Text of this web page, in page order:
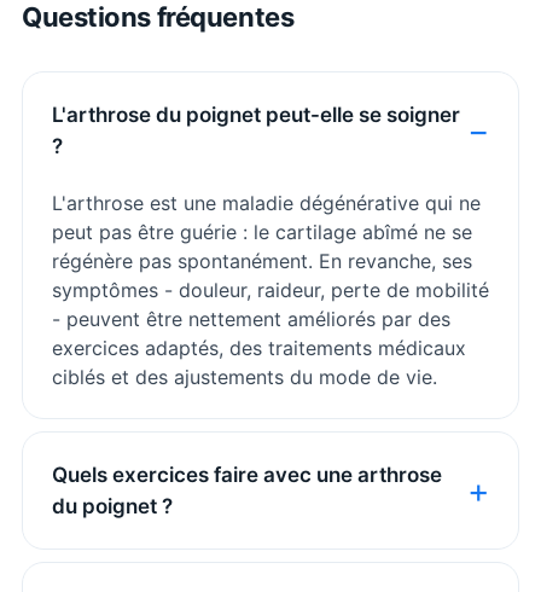
Questions fréquentes
L'arthrose du poignet peut-elle se soigner
?
L'arthrose est une maladie dégénérative qui ne
peut pas être guérie : le cartilage abîmé ne se
régénère pas spontanément. En revanche, ses
symptômes - douleur, raideur, perte de mobilité
- peuvent être nettement améliorés par des
exercices adaptés, des traitements médicaux
ciblés et des ajustements du mode de vie.
Quels exercices faire avec une arthrose
du poignet ?